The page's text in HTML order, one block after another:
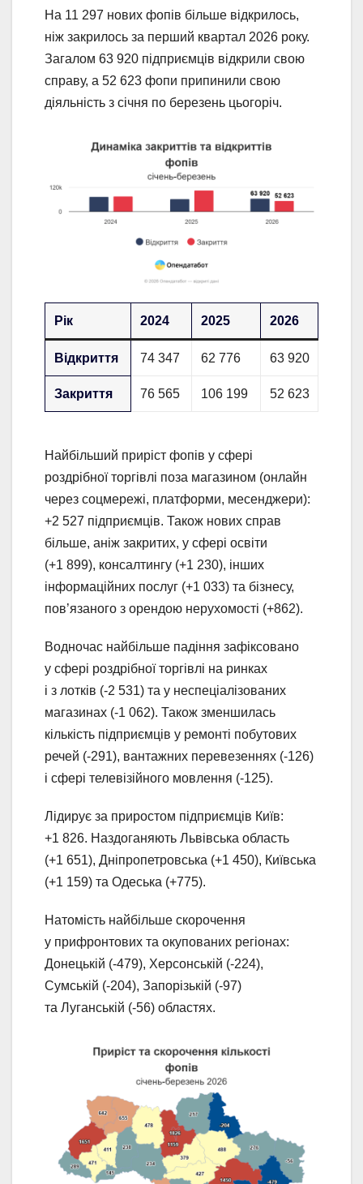
На 11 297 нових фопів більше відкрилось,
ніж закрилось за перший квартал 2026 року.
Загалом 63 920 підприємців відкрили свою
справу, а 52 623 фопи припинили свою
діяльність з січня по березень цьогоріч.
Рік 2024 2025 2026
Відкриття 74 347 62 776 63 920
Закриття 76 565 106 199 52 623
Найбільший приріст фопів у сфері
роздрібної торгівлі поза магазином (онлайн
через соцмережі, платформи, месенджери):
+2 527 підприємців. Також нових справ
більше, аніж закритих, у сфері освіти
(+1 899), консалтингу (+1 230), інших
інформаційних послуг (+1 033) та бізнесу,
пов’язаного з орендою нерухомості (+862).
Водночас найбільше падіння зафіксовано
у сфері роздрібної торгівлі на ринках
і з лотків (-2 531) та у неспеціалізованих
магазинах (-1 062). Також зменшилась
кількість підприємців у ремонті побутових
речей (-291), вантажних перевезеннях (-126)
і сфері телевізійного мовлення (-125).
Лідирує за приростом підприємців Київ:
+1 826. Наздоганяють Львівська область
(+1 651), Дніпропетровська (+1 450), Київська
(+1 159) та Одеська (+775).
Натомість найбільше скорочення
у прифронтових та окупованих регіонах:
Донецькій (-479), Херсонській (-224),
Сумській (-204), Запорізькій (-97)
та Луганській (-56) областях.